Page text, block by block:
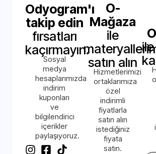
Odyogram'ı
takip edin
fırsatları
kaçırmayın.
Sosyal
medya
hesaplarımızda
indirim
kuponları
ve
bilgilendirici
içerikler
paylaşıyoruz.
O-
Mağaza
ile
satın alın
Hizmetlerimizi
ortaklarımıza
özel
indirimli
fiyatlarla
satın alın
istediğiniz
fiyata
satın.